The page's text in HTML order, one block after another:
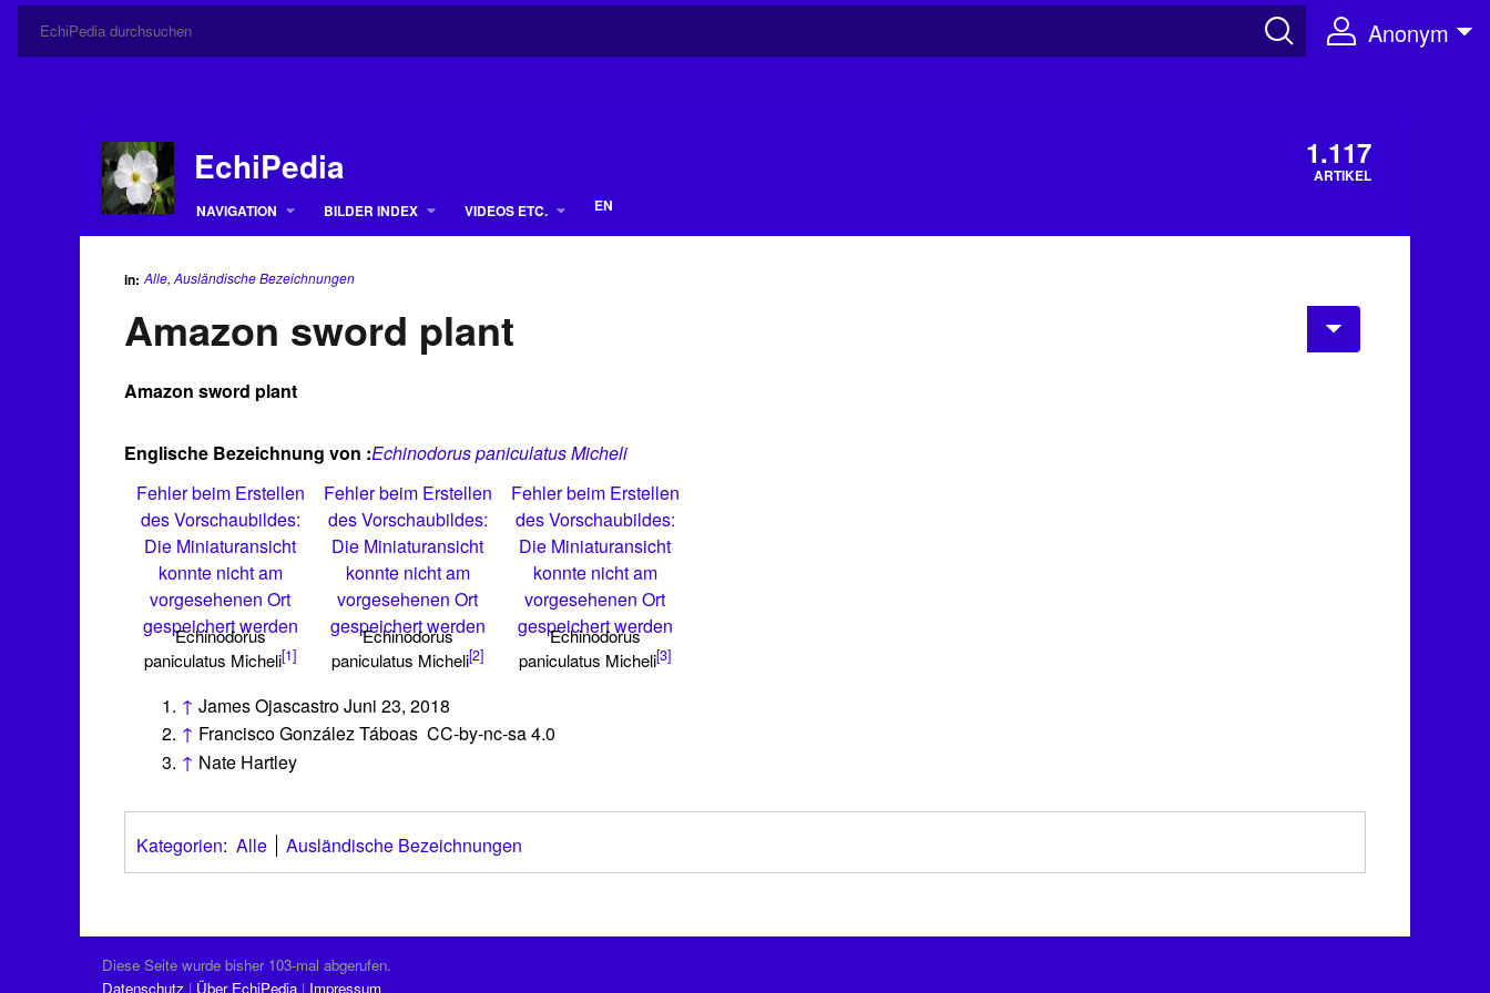
Anonym
EchiPedia 1.117
ARTIKEL
NAVIGATION
BILDER INDEX VIDEOS ETC. EN
in: Alle, Ausländische Bezeichnungen
Amazon sword plant
Amazon sword plant
Englische Bezeichnung von :Echinodorus paniculatus Micheli
Fehler beim Erstellen
des Vorschaubildes:
Die Miniaturansicht
konnte nicht am
vorgesehenen Ort
gespeichert werden
Echinodorus
paniculatus Micheli[1]
Fehler beim Erstellen
des Vorschaubildes:
Die Miniaturansicht
konnte nicht am
vorgesehenen Ort
gespeichert werden
Echinodorus
paniculatus Micheli[2]
Fehler beim Erstellen
des Vorschaubildes:
Die Miniaturansicht
konnte nicht am
vorgesehenen Ort
gespeichert werden
Echinodorus
paniculatus Micheli[3]
↑ James Ojascastro Juni 23, 2018
↑ Francisco González Táboas CC-by-nc-sa 4.0
↑ Nate Hartley
Kategorien: Alle Ausländische Bezeichnungen
Diese Seite wurde bisher 103-mal abgerufen.
Datenschutz
Über EchiPedia Impressum